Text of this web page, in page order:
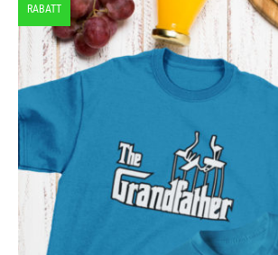
RABATT